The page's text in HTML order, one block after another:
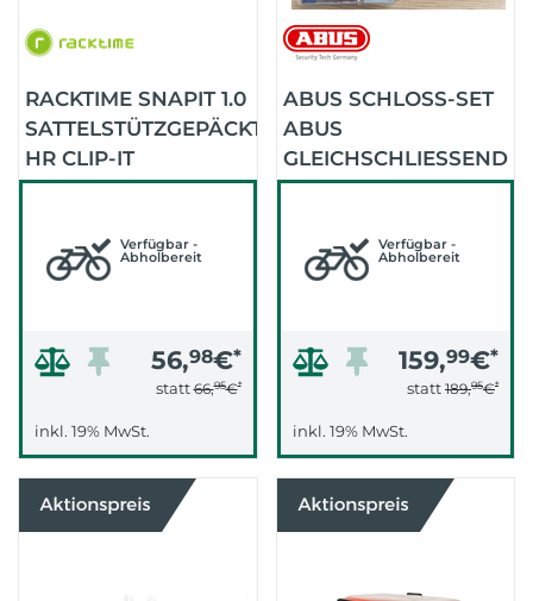
RACKTIME SNAPIT 1.0
SATTELSTÜTZGEPÄCKTRÄGER-
HR CLIP-IT
(SCHWARZ)
Verfügbar -
Abholbereit
56,98€*
statt66,95€*
inkl. 19% MwSt.
ABUS SCHLOSS-SET
ABUS
GLEICHSCHLIESSEND I
:SY E-BIKE
Verfügbar -
Abholbereit
159,99€*
statt 189,95€*
inkl. 19% MwSt.